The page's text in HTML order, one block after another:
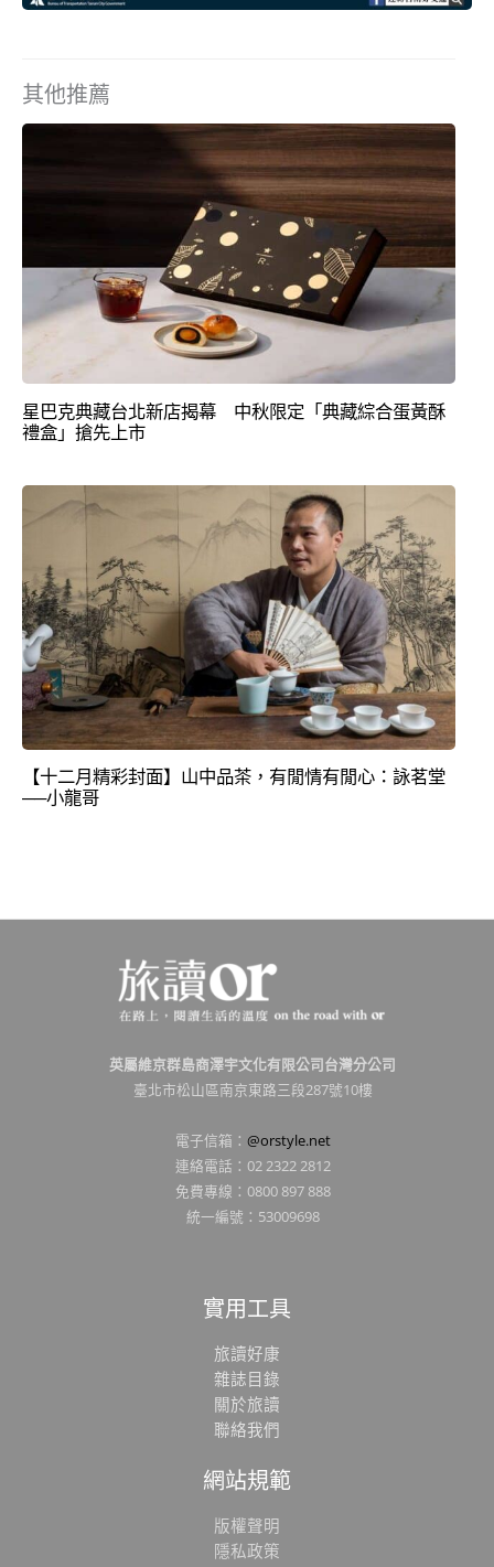
其他推薦
星巴克典藏台北新店揭幕 中秋限定「典藏綜合蛋黃酥
禮盒」搶先上市
【十二月精彩封面】山中品茶，有閒情有閒心：詠茗堂
──小龍哥
英屬維京群島商澤宇文化有限公司台灣分公司
臺北市松山區南京東路三段287號10樓
電子信箱： @orstyle.net
連絡電話：02 2322 2812
免費專線：0800 897 888
統一編號：53009698
實用工具
旅讀好康
雜誌目錄
關於旅讀
聯絡我們
網站規範
版權聲明
隱私政策